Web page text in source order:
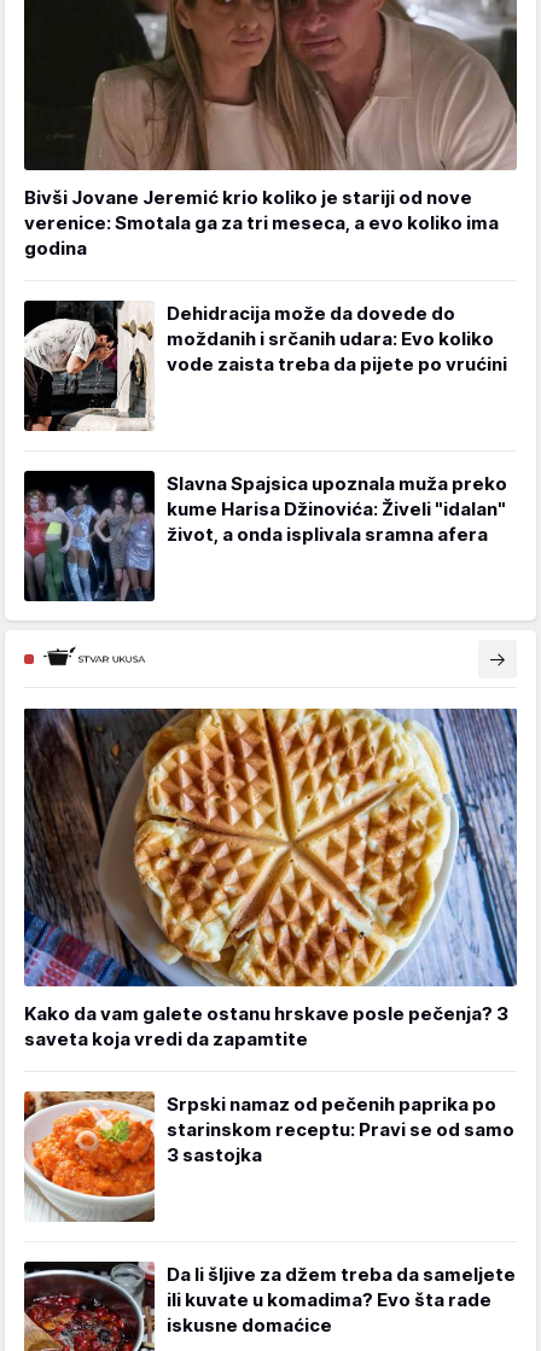
Bivši Jovane Jeremić krio koliko je stariji od nove
verenice: Smotala ga za tri meseca, a evo koliko ima
godina
Dehidracija može da dovede do
moždanih i srčanih udara: Evo koliko
vode zaista treba da pijete po vrućini
Slavna Spajsica upoznala muža preko
kume Harisa Džinovića: Živeli "idalan"
život, a onda isplivala sramna afera
Kako da vam galete ostanu hrskave posle pečenja? 3
saveta koja vredi da zapamtite
Srpski namaz od pečenih paprika po
starinskom receptu: Pravi se od samo
3 sastojka
Da li šljive za džem treba da sameljete
ili kuvate u komadima? Evo šta rade
iskusne domaćice